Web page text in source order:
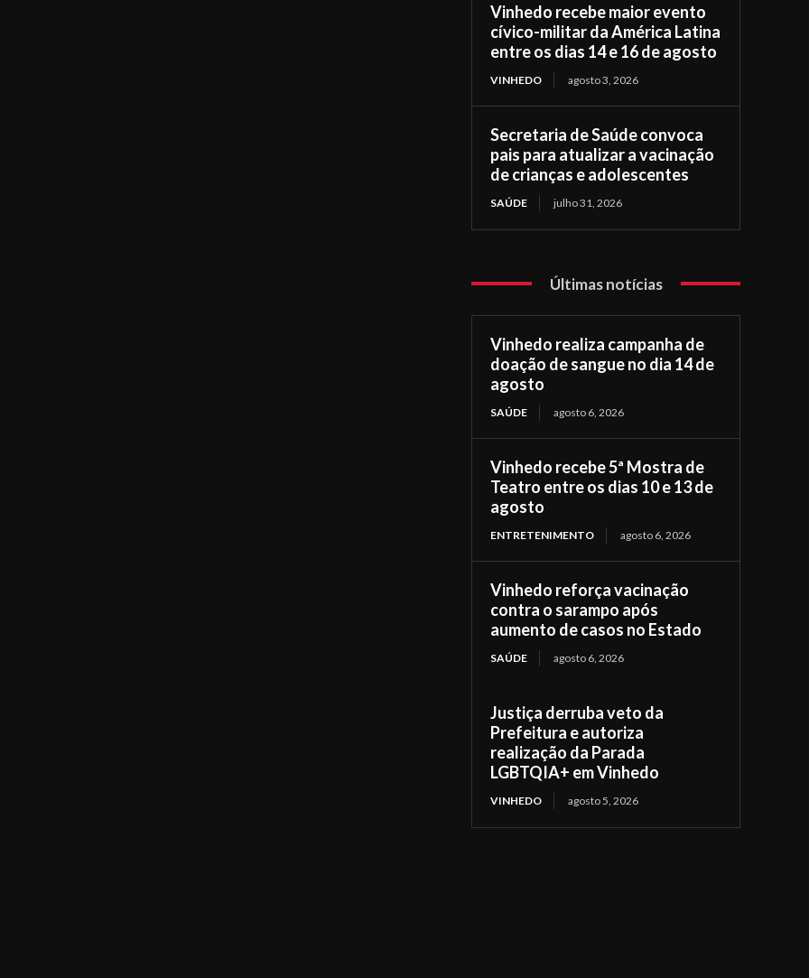
Vinhedo recebe maior evento
cívico-militar da América Latina
entre os dias 14 e 16 de agosto
VINHEDO agosto 3, 2026
Secretaria de Saúde convoca
pais para atualizar a vacinação
de crianças e adolescentes
SAÚDE julho 31, 2026
Últimas notícias
Vinhedo realiza campanha de
doação de sangue no dia 14 de
agosto
SAÚDE agosto 6, 2026
Vinhedo recebe 5ª Mostra de
Teatro entre os dias 10 e 13 de
agosto
ENTRETENIMENTO agosto 6, 2026
Vinhedo reforça vacinação
contra o sarampo após
aumento de casos no Estado
SAÚDE agosto 6, 2026
Justiça derruba veto da
Prefeitura e autoriza
realização da Parada
LGBTQIA+ em Vinhedo
VINHEDO agosto 5, 2026